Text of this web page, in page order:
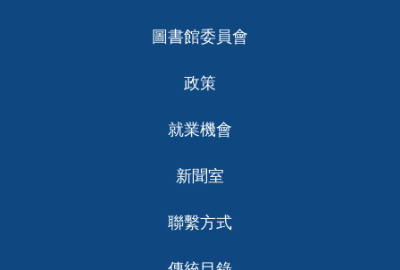
圖書館委員會
政策
就業機會
新聞室
聯繫方式